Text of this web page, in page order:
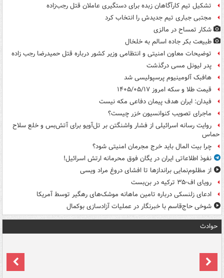
تشکیل تیم کارآگاهان زبده برای دستگیری عاملان قتل رجب‌زاده
مجتبی جباری تیم جدیدش را انتخاب کرد
شکار تمساح در مالزی
طبیعت بکر جاده اسالم به خلخال
توضیحات معاون امنیتی و انتظامی وزیر کشور درباره قتل حمیدرضا رجب زاده
پدر لیونل مسی درگذشت
هافبک آلومینیوم پرسپولیسی شد
قیمت طلا و سکه امروز ۱۴۰۵/۰۵/۱۷
فیدان: ایران هدف پیمان دفاعی مکه نیست
ماجرای تصویب کنوانسیون خزر چیست؟
روایت رسانه اسرائیلی از فشار واشنگتن بر تل‌آویو برای آتش‌بس و خلع سلاح
حماس
چرا بیت المال باید خرج مجرمان امنیتی شود؟
نفوذ اطلاعاتی ایران در یگان فوق محرمانه ارتش اسرائیل!
از مظلوم‌نمایی براندازها تا افشای دروغ مراد ویسی
رویای اف-۳۵ ترکیه در بن‌بست
ادعای زلنسکی درباره تامین ماهانه موشک‌های رهگیر توسط آمریکا
شوخی حاج‌قاسم با خبرنگار در عملیات آزادسازی بوکمال
حوادث